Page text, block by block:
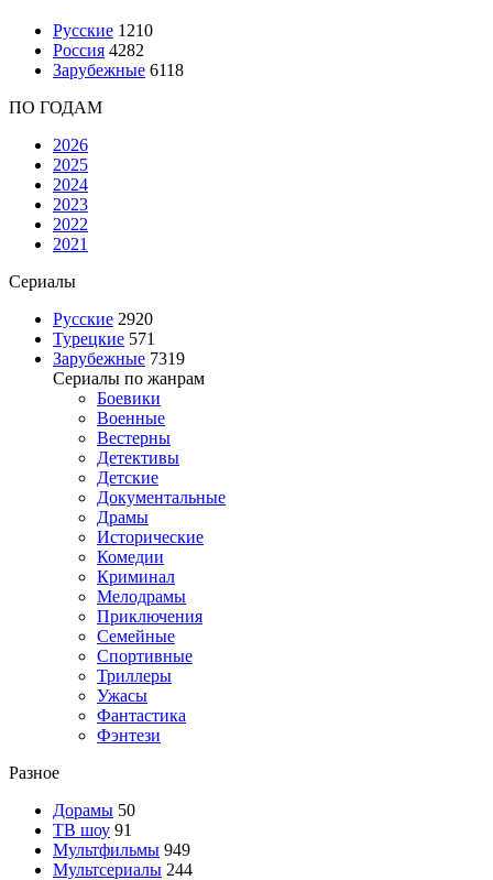
Русские 1210
Россия 4282
Зарубежные 6118
ПО ГОДАМ
2026
2025
2024
2023
2022
2021
Сериалы
Русские 2920
Турецкие 571
Зарубежные 7319
Сериалы по жанрам
Боевики
Военные
Вестерны
Детективы
Детские
Документальные
Драмы
Исторические
Комедии
Криминал
Мелодрамы
Приключения
Семейные
Спортивные
Триллеры
Ужасы
Фантастика
Фэнтези
Разное
Дорамы 50
ТВ шоу 91
Мультфильмы 949
Мультсериалы 244